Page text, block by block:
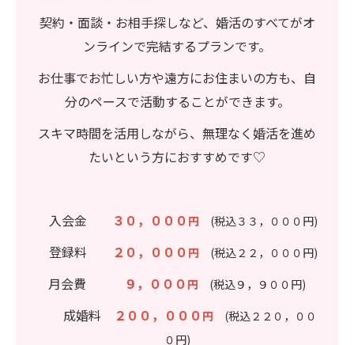
契約・面談・お相手探しなど、婚活のすべてがオ
ンラインで完結するプランです。
お仕事でお忙しい方や遠方にお住まいの方も、自
分のペースで活動することができます。
スキマ時間を活用しながら、無理なく婚活を進め
たいという方におすすめです♡
入会金 ３０，０００ 円 (税込３３，０００円)
登録料 ２０，０００ 円 (税込２２，０００円)
月会費 ９，０００ 円 (税込９，９００円)
成婚料 ２００，０００ 円 (税込２２０，００
０円)